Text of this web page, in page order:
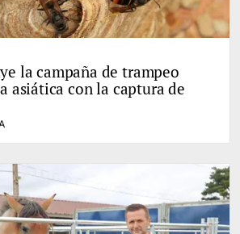
la campaña de trampeo
asiática con la captura de